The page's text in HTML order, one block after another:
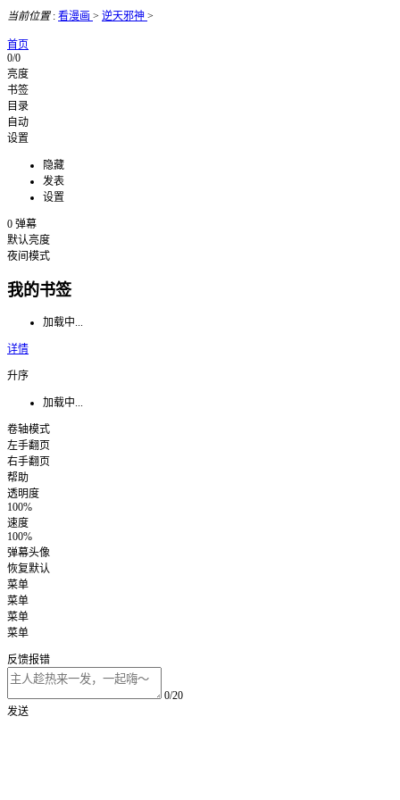
当前位置: 看漫画 > 逆天邪神 >
首页
0/0
亮度
书签
目录
自动
设置
隐藏
发表
设置
0 弹幕
默认亮度
夜间模式
我的书签
加载中...
详情
升序
加载中...
卷轴模式
左手翻页
右手翻页
帮助
透明度
100%
速度
100%
弹幕头像
恢复默认
菜单
菜单
菜单
菜单
反馈报错
0/20
发送